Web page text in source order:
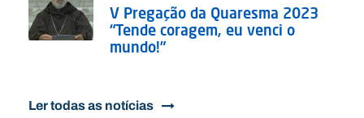
V Pregação da Quaresma 2023
“Tende coragem, eu venci o
mundo!”
Ler todas as notícias